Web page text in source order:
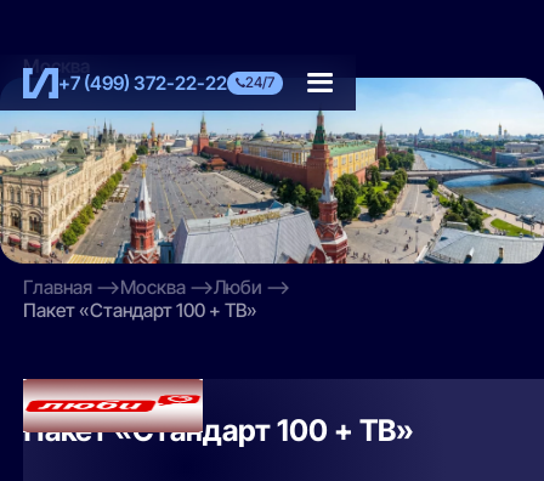
+7 (499) 372-22-22 24/7
Москва
Главная Москва
Люби
Пакет «Стандарт 100 + ТВ»
Люби
Пакет «Стандарт 100 + ТВ»